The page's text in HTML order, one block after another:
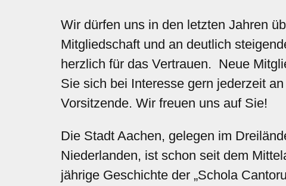
Wir dürfen uns in den letzten Jahren
Mitgliedschaft und an deutlich
herzlich für das Vertrauen. Neue
Sie sich bei Interesse gern jederzeit
Vorsitzende. Wir freuen uns auf Sie!
Die Stadt Aachen, gelegen im
Niederlanden, ist schon seit dem
jährige Geschichte der „Schola